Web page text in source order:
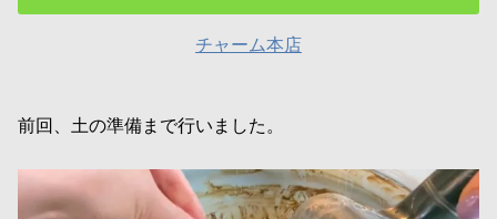
チャーム本店
前回、土の準備まで行いました。